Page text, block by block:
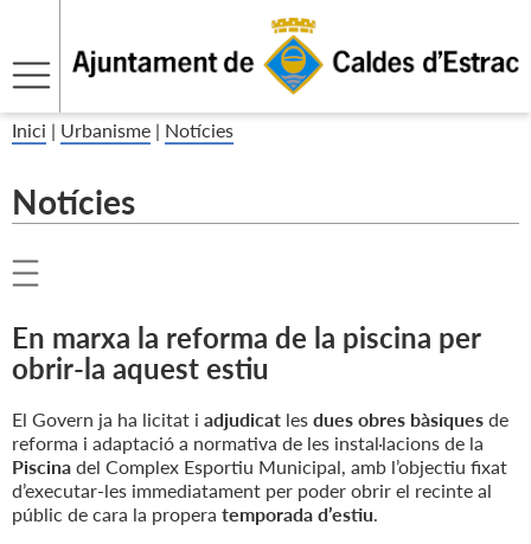
Inici | Urbanisme | Notícies
Notícies
En marxa la reforma de la piscina per
obrir-la aquest estiu
El Govern ja ha licitat i adjudicat les dues obres bàsiques de
reforma i adaptació a normativa de les instal·lacions de la
Piscina del Complex Esportiu Municipal, amb l’objectiu fixat
d’executar-les immediatament per poder obrir el recinte al
públic de cara la propera temporada d’estiu.